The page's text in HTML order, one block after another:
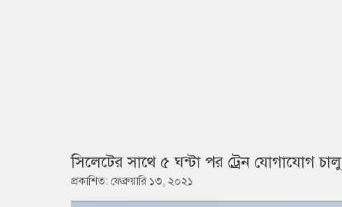
সিলেটের সাথে ৫ ঘন্টা পর ট্রেন যোগাযোগ চালু
প্রকাশিত: ফেব্রুয়ারি ১৩, ২০২১